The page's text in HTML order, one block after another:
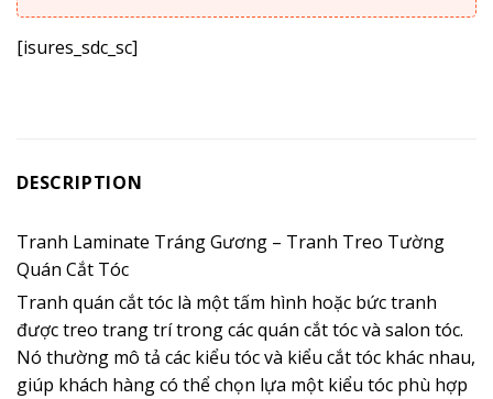
[isures_sdc_sc]
DESCRIPTION
Tranh Laminate Tráng Gương – Tranh Treo Tường
Quán Cắt Tóc
Tranh quán cắt tóc là một tấm hình hoặc bức tranh
được treo trang trí trong các quán cắt tóc và salon tóc.
Nó thường mô tả các kiểu tóc và kiểu cắt tóc khác nhau,
giúp khách hàng có thể chọn lựa một kiểu tóc phù hợp